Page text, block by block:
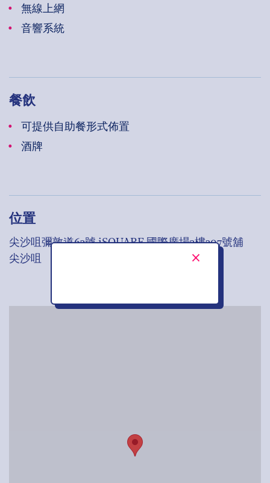
無線上網
音響系統
餐飲
可提供自助餐形式佈置
酒牌
位置
尖沙咀彌敦道63號 iSQUARE 國際廣場3樓307號舖
尖沙咀